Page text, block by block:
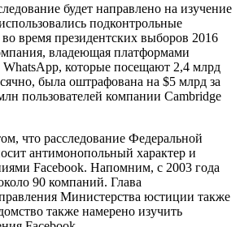
будет направлено на изучение
подконтрольные
время президентских выборов 2016
владеющая платформами
WhatsApp, которые посещают 2,4 млрд
была оштрафована на $5 млрд за
пользователей компании Cambridge
что расследование Федеральной
антимонопольный характер и
Facebook. Напомним, с 2003 года
90 компаний. Глава
Министерства юстиции также
также намерено изучить